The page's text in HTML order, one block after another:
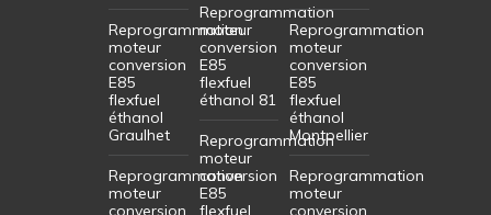
Reprogrammation
moteur
conversion
E85
flexfuel
éthanol
Graulhet
Reprogrammation
moteur
conversion
Reprogrammation
moteur
conversion
E85
flexfuel
éthanol 81
Reprogrammation
moteur
conversion
E85
flexfuel
Reprogrammation
moteur
conversion
E85
flexfuel
éthanol
Montpellier
Reprogrammation
moteur
conversion